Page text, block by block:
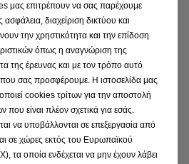
Combo Cargo
μας επιτρέπουν να σας παρέχουμε
ασφάλεια, διαχείριση δικτύου και
την χρηστικότητα και την επίδοση
όπως η αναγνώριση της
της έρευνας και με τον τρόπο αυτό
που σας προσφέρουμε. Η ιστοσελίδα μας
cookies τρίτων για την αποστολή
που είναι πλέον σχετικά για εσάς.
να υποβάλλονται σε επεξεργασία από
σε χώρες εκτός του Ευρωπαϊκού
τα οποία ενδέχεται να μην έχουν λάβει